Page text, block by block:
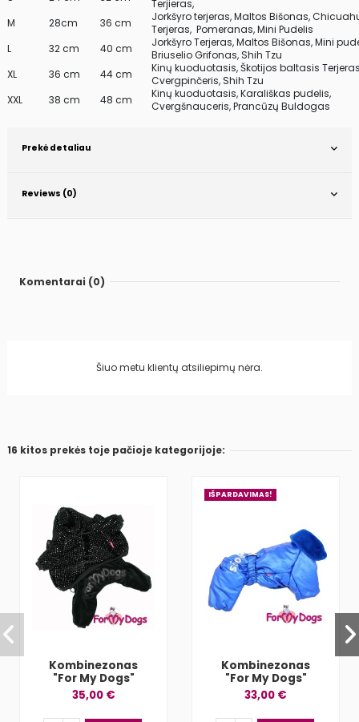
Terjieras,
M
28cm 36 cm
Jorkšyro terjeras, Maltos Bišonas,
Terjeras, Pomeranas, Mini Pudelis
L
32 cm 40 cm
Jorkšyro Terjeras, Maltos Bišonas, Mini
Briuselio Grifonas, Shih Tzu
XL
36 cm 44 cm
Kinų kuoduotasis, Škotijos baltasis
Cvergpinčeris, Shih Tzu
XXL
38 cm 48 cm
Kinų kuoduotasis, Karališkas pudelis,
Cvergšnauceris, Prancūzų Buldogas
Prekė detaliau
Reviews (0)
Komentarai (0)
Šiuo metu klientų atsiliepimų nėra.
16 kitos prekės toje pačioje kategorijoje:
Kombinezonas
"For My Dogs"
35,00 €
IŠPARDAVIMAS!
Kombinezonas
"For My Dogs"
33,00 €